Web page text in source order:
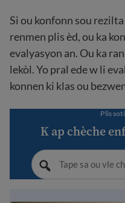
Si ou konfonn sou
renmen plis èd, ou ka
evalyasyon an. Ou ka
lekòl. Yo pral ede w li
konnen ki klas ou
Plis
K ap chèche